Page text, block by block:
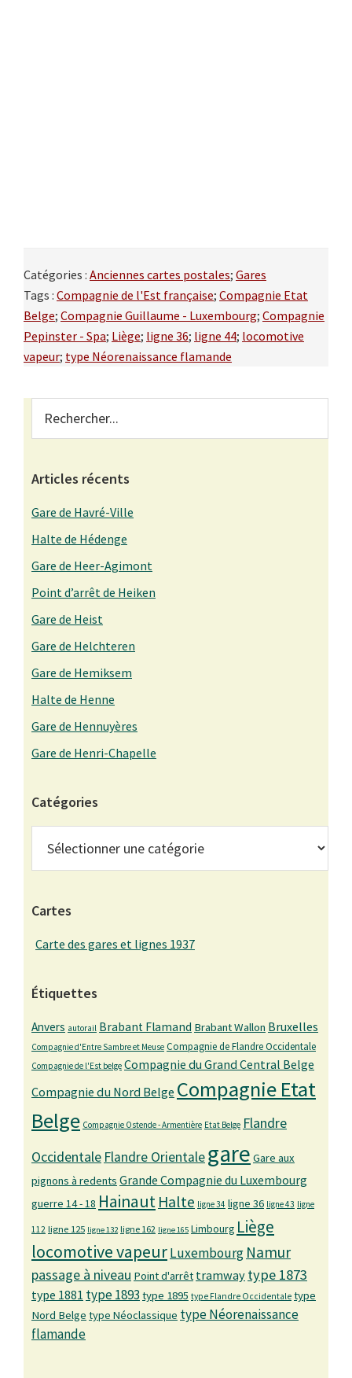
Catégories : Anciennes cartes postales; Gares
Tags : Compagnie de l'Est française; Compagnie Etat
Belge; Compagnie Guillaume - Luxembourg; Compagnie
Pepinster - Spa; Liège; ligne 36; ligne 44; locomotive
vapeur; type Néorenaissance flamande
Primary
Sidebar
Articles récents
Gare de Havré-Ville
Halte de Hédenge
Gare de Heer-Agimont
Point d’arrêt de Heiken
Gare de Heist
Gare de Helchteren
Gare de Hemiksem
Halte de Henne
Gare de Hennuyères
Gare de Henri-Chapelle
Catégories
Cartes
Carte des gares et lignes 1937
Étiquettes
Anvers autorail Brabant Flamand Brabant Wallon Bruxelles
Compagnie d'Entre Sambre et Meuse Compagnie de Flandre Occidentale
Compagnie de l'Est belge Compagnie du Grand Central Belge
Compagnie du Nord Belge Compagnie Etat
Belge Compagnie Ostende - Armentière Etat Belge Flandre
Occidentale Flandre Orientalegare Gare aux
pignons à redents Grande Compagnie du Luxembourg
guerre 14 - 18 Hainaut Halte ligne 34 ligne 36 ligne 43 ligne
112 ligne 125 ligne 132 ligne 162 ligne 165 Limbourg Liège
locomotive vapeurLuxembourg Namur
passage à niveau Point d'arrêt tramway type 1873
type 1881 type 1893 type 1895 type Flandre Occidentale type
Nord Belge type Néoclassique type Néorenaissance
flamande